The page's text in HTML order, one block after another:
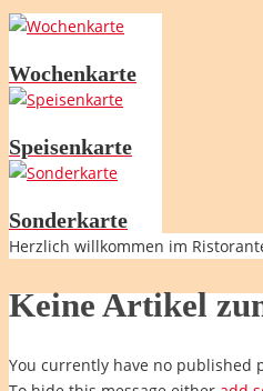
Wochenkarte
Speisenkarte
Sonderkarte
Herzlich willkommen im
Keine Artikel
You currently have no published